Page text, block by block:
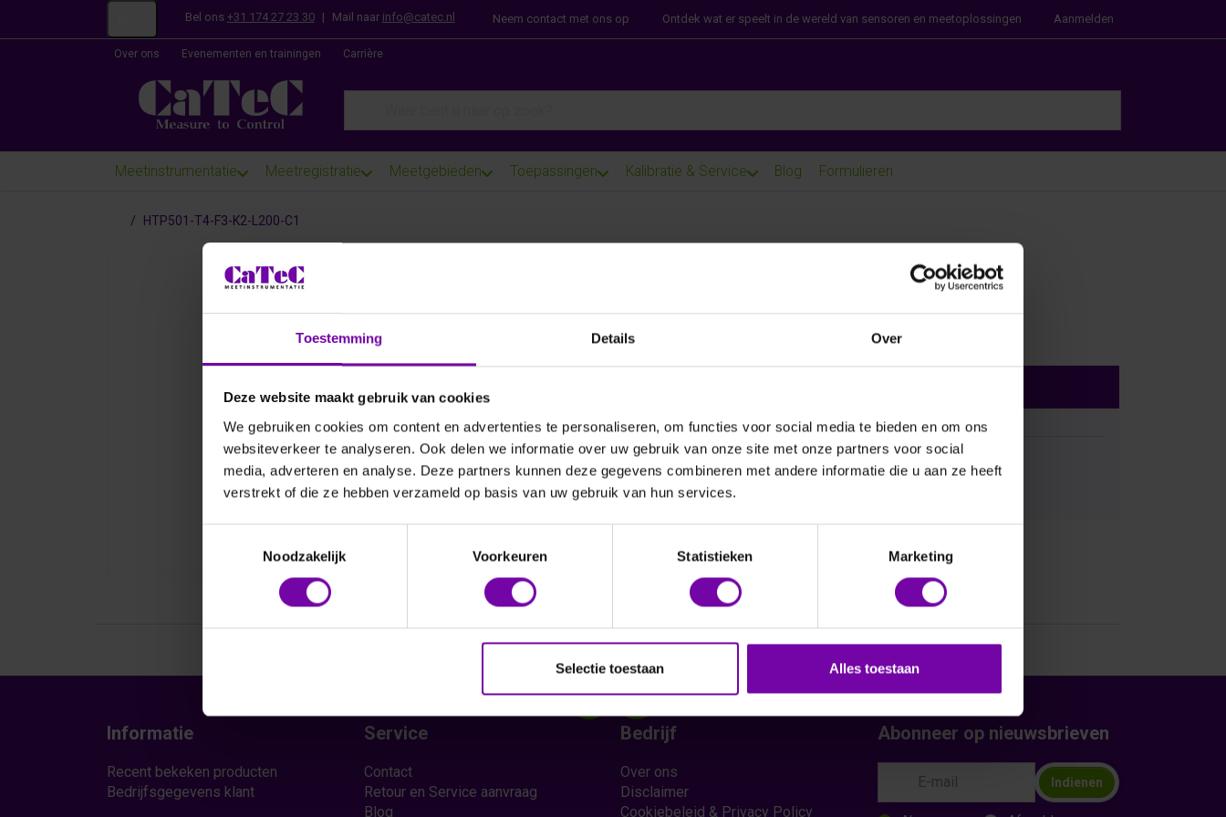
Toestemming Details Over
Deze website maakt gebruik van cookies
We gebruiken cookies om content en advertenties te personaliseren, om functies voor social media te bieden en om ons
websiteverkeer te analyseren. Ook delen we informatie over uw gebruik van onze site met onze partners voor social
media, adverteren en analyse. Deze partners kunnen deze gegevens combineren met andere informatie die u aan ze heeft
verstrekt of die ze hebben verzameld op basis van uw gebruik van hun services.
Noodzakelijk
Voorkeuren Statistieken Marketing
Selectie toestaan Alles toestaan
Bel ons +31 174 27 23 30 | Mail naar info@catec.nl Neem contact met ons op Ontdek wat er speelt in de wereld van sensoren en meetoplossingen Aanmelden
Over ons Evenementen en trainingen Carrière
Meetinstrumentatie Meetregistratie Meetgebieden Toepassingen Kalibratie & Service Blog Formulieren
Startpagina
HTP501-T4-F3-K2-L200-C1
Vraag een offerte aan
Informatie
Recent bekeken producten
Bedrijfsgegevens klant
Service
Contact
Retour en Service aanvraag
Blog
Bedrijf
Over ons
Disclaimer
Cookiebeleid & Privacy Policy
Abonneer op nieuwsbrieven
Indienen